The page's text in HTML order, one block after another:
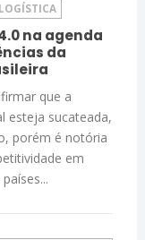
na agenda
da
que a
esteja sucateada,
porém é notória
em